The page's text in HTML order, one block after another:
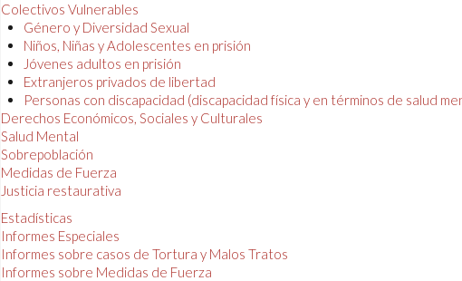
Colectivos Vulnerables
Género y Diversidad Sexual
Niños, Niñas y Adolescentes en prisión
Jóvenes adultos en prisión
Extranjeros privados de libertad
Personas con discapacidad (discapacidad física y en términos de salud
Derechos Económicos, Sociales y Culturales
Salud Mental
Sobrepoblación
Medidas de Fuerza
Justicia restaurativa
Estadísticas
Informes Especiales
Informes sobre casos de Tortura y Malos Tratos
Informes sobre Medidas de Fuerza